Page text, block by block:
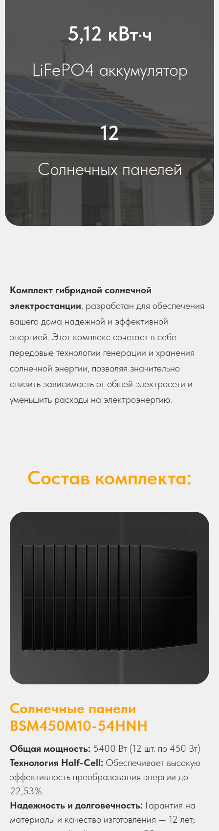
5,12 кВт·ч
LiFePO4 аккумулятор
12
Солнечных панелей
Комплект гибридной солнечной
электростанции, разработан для обеспечения
вашего дома надежной и эффективной
энергией. Этот комплекс сочетает в себе
передовые технологии генерации и хранения
солнечной энергии, позволяя значительно
снизить зависимость от общей электросети и
уменьшить расходы на электроэнергию.
Состав комплекта:
Солнечные панели
BSM450M10-54HNH
Общая мощность: 5400 Вт (12 шт. по 450 Вт)
Технология Half-Cell: Обеспечивает высокую
эффективность преобразования энергии до
22,53%.
Надежность и долговечность: Гарантия на
материалы и качество изготовления — 12 лет;